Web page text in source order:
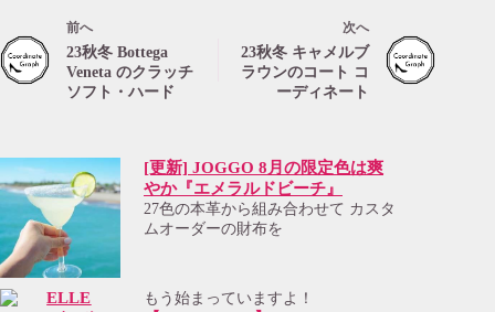
前へ
23秋冬 Bottega
Veneta のクラッチ
ソフト・ハード
次へ
23秋冬 キャメルブ
ラウンのコート コ
ーディネート
[更新] JOGGO 8月の限定色は爽
やか『エメラルドビーチ』
27色の本革から組み合わせて カスタ
ムオーダーの財布を
もう始まっていますよ！